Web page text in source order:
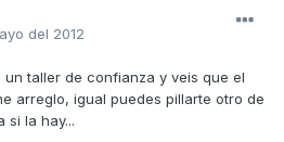
del 2012
taller de confianza y veis que el
arreglo, igual puedes pillarte otro de
si la hay...